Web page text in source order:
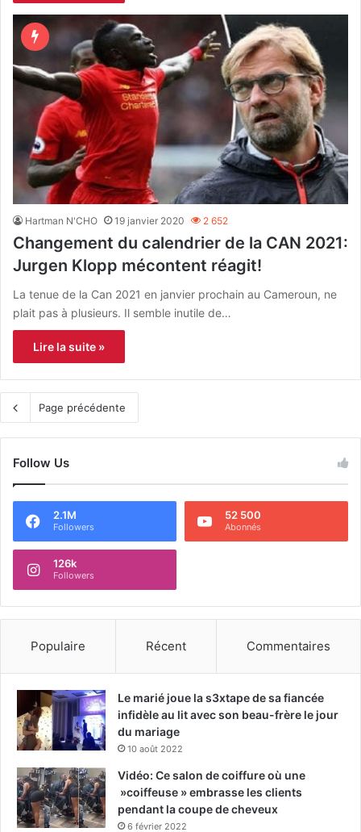
Hartman N'CHO 19 janvier 2020 2 652
Changement du calendrier de la CAN 2021:
Jurgen Klopp mécontent réagit!
La tenue de la Can 2021 en janvier prochain au Cameroun, ne
plait pas à plusieurs. Il semble inutile de…
Lire la suite »
Page précédente
Follow Us
2.1M
Followers
52 500
Abonnés
126k
Followers
Populaire Récent Commentaires
Le marié joue la s3xtape de sa fiancée
infidèle au lit avec son beau-frère le jour
du mariage
10 août 2022
Vidéo: Ce salon de coiffure où une
»coiffeuse » embrasse les clients
pendant la coupe de cheveux
6 février 2022